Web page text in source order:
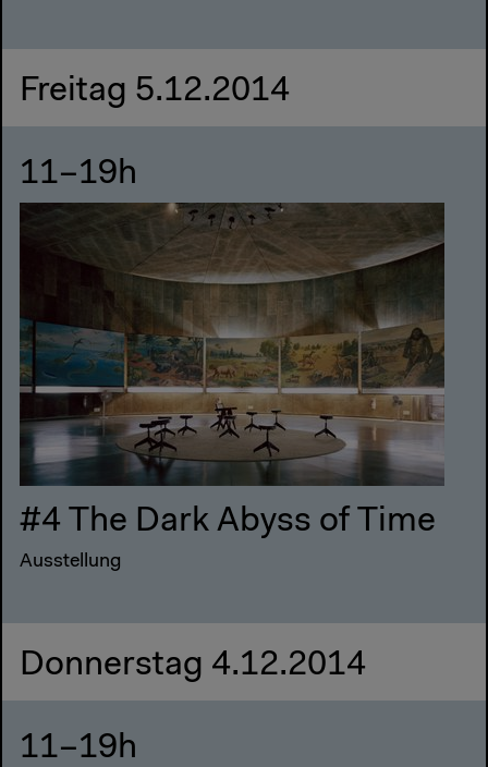
Freitag 5.12.2014
11–19h
#4 The Dark Abyss of Time
Ausstellung
Donnerstag 4.12.2014
11–19h